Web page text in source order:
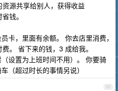
源共享给别人，获得收益
钱。
卡，里面有余额。 你去店里消费，
。 省下来的钱，3 成给我。
设置为上班时间不用）。 你要骑
（超过时长的事情另说）
90